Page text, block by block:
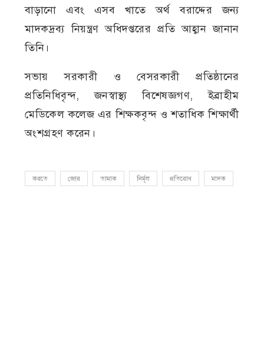
বাড়ানো এবং এসব খাতে অর্থ বরাদ্দের জন্য
মাদকদ্রব্য নিয়ন্ত্রণ অধিদপ্তরের প্রতি আহ্বান জানান
তিনি।
সভায় সরকারী ও বেসরকারী প্রতিষ্ঠানের
প্রতিনিধিবৃন্দ, জনস্বাস্থ্য বিশেষজ্ঞগণ, ইব্রাহীম
মেডিকেল কলেজ এর শিক্ষকবৃন্দ ও শতাধিক শিক্ষার্থী
অংশগ্রহণ করেন।
করতে জোর তামাক নির্মূল প্রতিরোধ মাদক